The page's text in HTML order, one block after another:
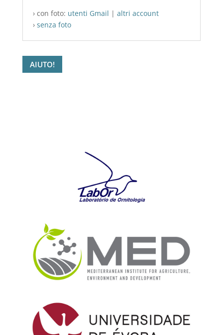
› con foto: utenti Gmail | altri account
› senza foto
AIUTO!